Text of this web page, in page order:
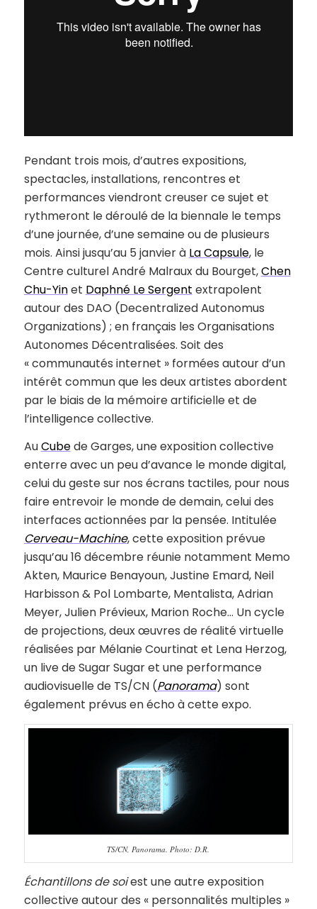
Pendant trois mois, d’autres expositions,
spectacles, installations, rencontres et
performances viendront creuser ce sujet et
rythmeront le déroulé de la biennale le temps
d’une journée, d’une semaine ou de plusieurs
mois. Ainsi jusqu’au 5 janvier à La Capsule, le
Centre culturel André Malraux du Bourget,Chen
Chu-Yinet Daphné Le Sergent extrapolent
autour des DAO (Decentralized Autonomus
Organizations) ; en français les Organisations
Autonomes Décentralisées. Soit des
« communautés internet » formées autour d’un
intérêt commun que les deux artistes abordent
par le biais de la mémoire artificielle et de
l’intelligence collective.
AuCubede Garges, une exposition collective
enterre avec un peu d’avance le monde digital,
celui du geste sur nos écrans tactiles, pour nous
faire entrevoir le monde de demain, celui des
interfaces actionnées par la pensée. Intitulée
Cerveau-Machine, cette exposition prévue
jusqu’au 16 décembre réunie notamment Memo
Akten, Maurice Benayoun, Justine Emard, Neil
Harbisson & Pol Lombarte, Mentalista, Adrian
Meyer, Julien Prévieux, Marion Roche… Un cycle
de projections, deux œuvres de réalité virtuelle
réalisées par Mélanie Courtinat et Lena Herzog,
un live de Sugar Sugar et une performance
audiovisuelle de TS/CN (Panorama) sont
également prévus en écho à cette expo.
TS/CN, Panorama. Photo: D.R.
Échantillons de soiest une autre exposition
collective autour des « personnalités multiples »